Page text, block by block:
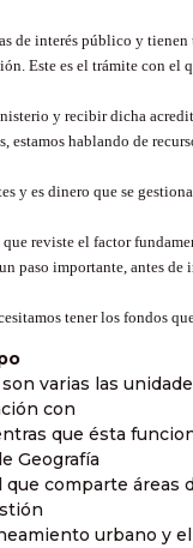
de interés público y
Este es el trámite con el
y recibir dicha
estamos hablando de
y es dinero que se
reviste el factor
paso importante, antes de
tener los fondos
varias las
con
que ésta
Geografía
que comparte áreas
urbano y